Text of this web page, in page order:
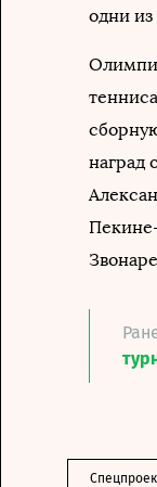
одни из
наград